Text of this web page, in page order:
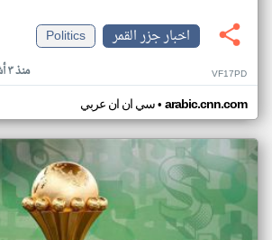
اخبار جزر القمر
Politics
منذ ٣ أشهر VF17PD
سي ان ان عربي• arabic.cnn.com